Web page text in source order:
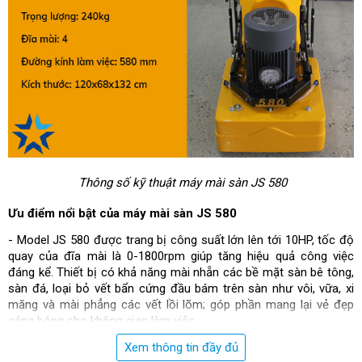
Thông số kỹ thuật máy mài sàn JS 580
Ưu điểm nổi bật của máy mài sàn JS 580
- Model JS 580 được trang bị công suất lớn lên tới 10HP, tốc độ
quay của đĩa mài là 0-1800rpm giúp tăng hiệu quả công việc
đáng kể. Thiết bị có khả năng mài nhẵn các bề mặt sàn bê tông,
sàn đá, loại bỏ vết bẩn cứng đầu bám trên sàn như vôi, vữa, xi
măng và mài phẳng các vết lồi lõm; góp phần mang lại vẻ đẹp
sáng bóng cho không gian làm việc.
máy mài sàn bê tông này sở hữu thiết kế khoa học, kiểu
Xem thông tin đầy đủ